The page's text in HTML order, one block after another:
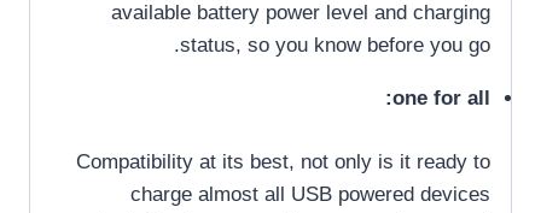
available battery power level and charging
status, so you know before you go.
one for all:
Compatibility at its best, not only is it ready to
charge almost all USB powered devices